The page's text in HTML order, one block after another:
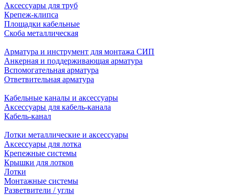
Аксессуары для труб
Крепеж-клипса
Площадки кабельные
Скоба металлическая
Арматура и инструмент для монтажа СИП
Анкерная и поддерживающая арматура
Вспомогательная арматура
Ответвительная арматура
Кабельные каналы и аксессуары
Аксессуары для кабель-канала
Кабель-канал
Лотки металлические и аксессуары
Аксессуары для лотка
Крепежные системы
Крышки для лотков
Лотки
Монтажные системы
Разветвители / углы